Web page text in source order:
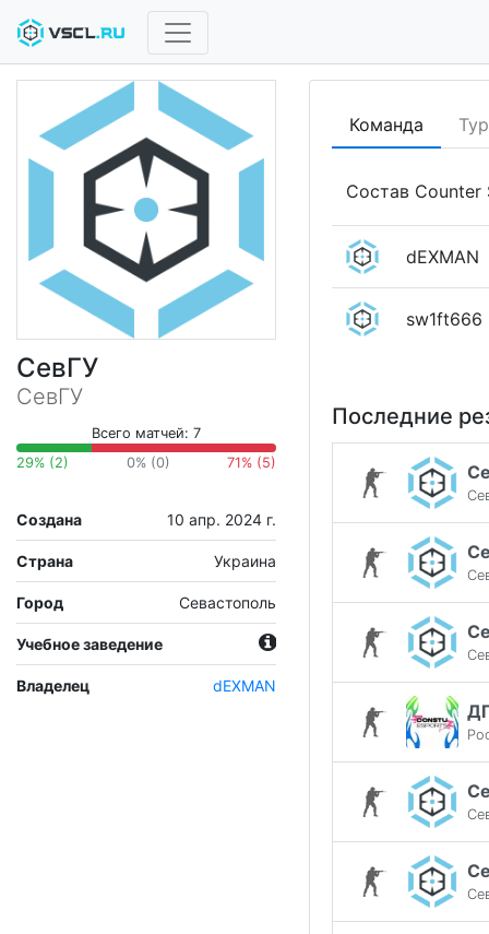
СевГУ
СевГУ
Всего матчей: 7
29% (2)
0% (0) 71% (5)
Создана 10 апр. 2024 г.
Страна Украина
Город Севастополь
Учебное заведение
Владелец dEXMAN
Команда
Состав Counter
dEXMAN
sw1ft666
Последние